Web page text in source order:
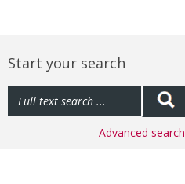
Start your search
Advanced search